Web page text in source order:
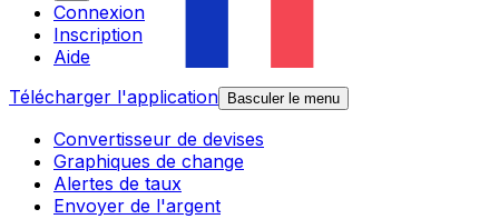
Connexion
Inscription
Aide
Télécharger l'application
Basculer le menu
Convertisseur de devises
Graphiques de change
Alertes de taux
Envoyer de l'argent